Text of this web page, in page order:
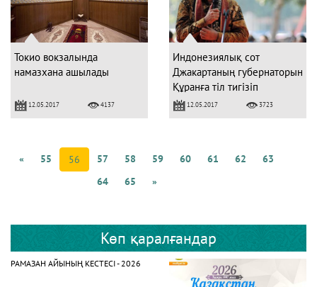
Токио вокзалында
намазхана ашылады
12.05.2017 4137
Индонезиялық сот
Джакартаның губернаторын
Құранға тіл тигізіп
балағаттағаны үшін 2
жылға соттады
12.05.2017 3723
« 55 56 57 58 59 60 61 62
63
64
65 »
Көп қаралғандар
РАМАЗАН АЙЫНЫҢ КЕСТЕСІ - 2026